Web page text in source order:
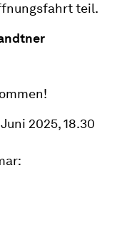
teil.
2025, 18.30